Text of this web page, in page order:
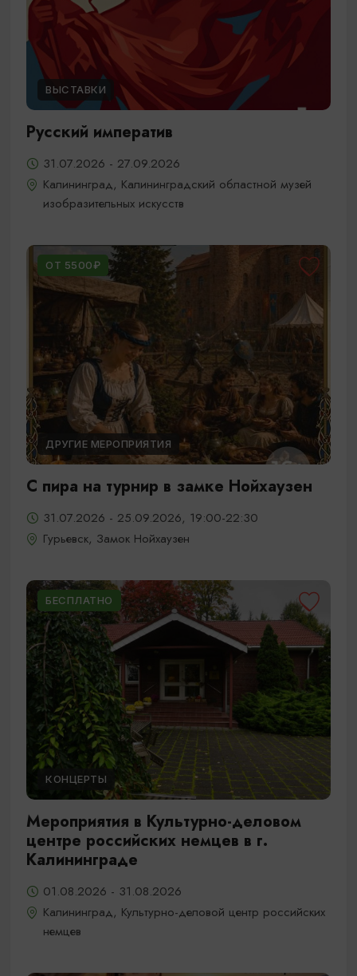
ВЫСТАВКИ
Русский императив
31.07.2026 - 27.09.2026
Калининград, Калининградский областной музей
изобразительных искусств
ОТ 5500₽
ДРУГИЕ МЕРОПРИЯТИЯ
С пира на турнир в замке Нойхаузен
31.07.2026 - 25.09.2026, 19:00-22:30
Гурьевск, Замок Нойхаузен
БЕСПЛАТНО
КОНЦЕРТЫ
Мероприятия в Культурно-деловом
центре российских немцев в г.
Калининграде
01.08.2026 - 31.08.2026
Калининград, Культурно-деловой центр российских
немцев